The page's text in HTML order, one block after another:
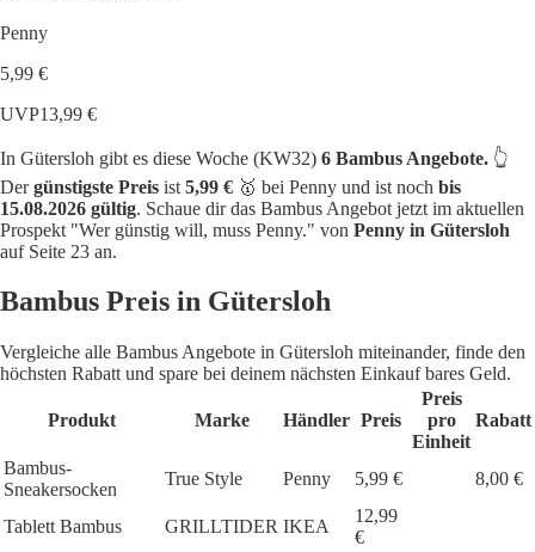
Penny
5,99 €
UVP13,99 €
In Gütersloh gibt es diese Woche (KW32) 6 Bambus Angebote. 👆
Dergünstigste Preis ist 5,99 € 🥇 bei Penny und ist noch bis
15.08.2026 gültig. Schaue dir das Bambus Angebot jetzt im aktuellen
Prospekt "Wer günstig will, muss Penny." von Penny in Gütersloh
auf Seite 23 an.
Bambus Preis in Gütersloh
Vergleiche alle Bambus Angebote in Gütersloh miteinander, finde den
höchsten Rabatt und spare bei deinem nächsten Einkauf bares Geld.
Produkt Marke Händler Preis
Preis
pro
Einheit
Rabatt
Bambus-
Sneakersocken
True Style Penny 5,99 € 8,00 €
Tablett Bambus GRILLTIDER IKEA
12,99
€